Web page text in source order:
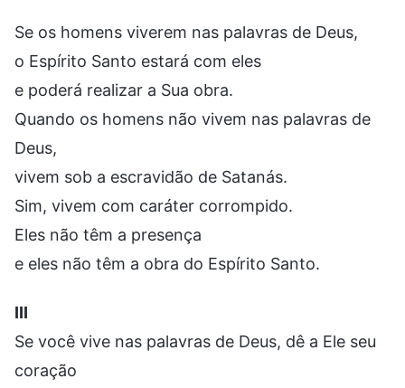
Se os homens viverem nas palavras de Deus,
o Espírito Santo estará com eles
e poderá realizar a Sua obra.
Quando os homens não vivem nas palavras de
Deus,
vivem sob a escravidão de Satanás.
Sim, vivem com caráter corrompido.
Eles não têm a presença
e eles não têm a obra do Espírito Santo.
III
Se você vive nas palavras de Deus, dê a Ele seu
coração